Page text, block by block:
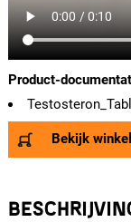
Product-
Bekijk